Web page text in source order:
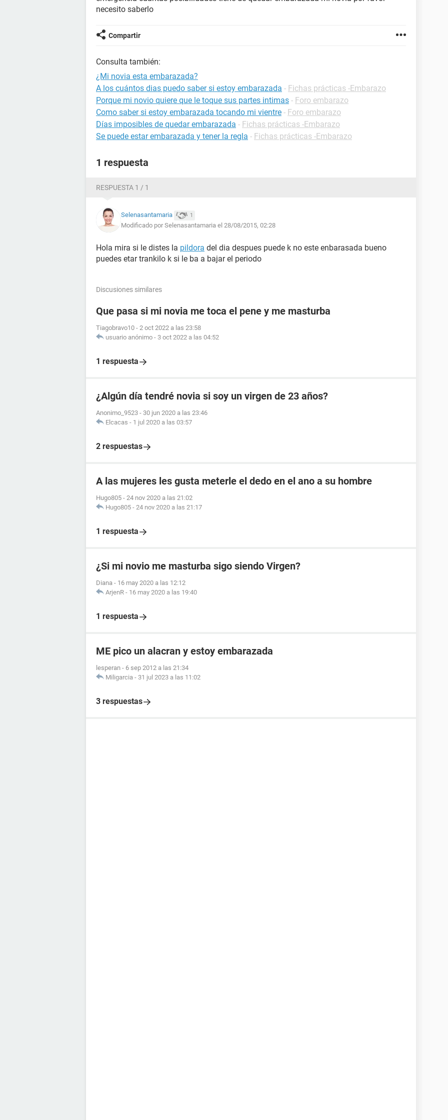
necesito saberlo
Compartir
Consulta también:
¿Mi novia esta embarazada?
A los cuántos dias puedo saber si estoy embarazada - Fichas prácticas -Embarazo
Porque mi novio quiere que le toque sus partes intimas - Foro embarazo
Como saber si estoy embarazada tocando mi vientre - Foro embarazo
Días imposibles de quedar embarazada - Fichas prácticas -Embarazo
Se puede estar embarazada y tener la regla - Fichas prácticas -Embarazo
1 respuesta
RESPUESTA 1 / 1
Selenasantamaria 1
Modificado por Selenasantamaria el 28/08/2015, 02:28
Hola mira si le distes la pildora del dia despues puede k no este enbarasada bueno
puedes etar trankilo k si le ba a bajar el periodo
Discusiones similares
Que pasa si mi novia me toca el pene y me masturba
Tiagobravo10 - 2 oct 2022 a las 23:58
usuario anónimo - 3 oct 2022 a las 04:52
1 respuesta
¿Algún día tendré novia si soy un virgen de 23 años?
Anonimo_9523 - 30 jun 2020 a las 23:46
Elcacas - 1 jul 2020 a las 03:57
2 respuestas
A las mujeres les gusta meterle el dedo en el ano a su hombre
Hugo805 - 24 nov 2020 a las 21:02
Hugo805 - 24 nov 2020 a las 21:17
1 respuesta
¿Si mi novio me masturba sigo siendo Virgen?
Diana - 16 may 2020 a las 12:12
ArjenR - 16 may 2020 a las 19:40
1 respuesta
ME pico un alacran y estoy embarazada
lesperan - 6 sep 2012 a las 21:34
Miligarcia - 31 jul 2023 a las 11:02
3 respuestas